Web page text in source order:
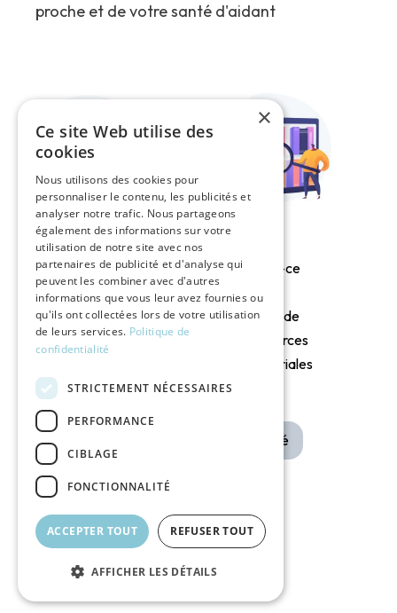
proche et de votre santé d'aidant
Solutions de
soutien
psychologique
pour l’aidant
Qu’est-ce
qu’un
Centre de
Ressources
Territoriales
Santé
×
Ce site Web utilise des
cookies
Nous utilisons des cookies pour
personnaliser le contenu, les publicités et
analyser notre trafic. Nous partageons
également des informations sur votre
utilisation de notre site avec nos
partenaires de publicité et d'analyse qui
peuvent les combiner avec d'autres
informations que vous leur avez fournies ou
qu'ils ont collectées lors de votre utilisation
de leurs services. Politique de
confidentialité
STRICTEMENT NÉCESSAIRES
PERFORMANCE
CIBLAGE
FONCTIONNALITÉ
ACCEPTER TOUT REFUSER TOUT
AFFICHER LES DÉTAILS